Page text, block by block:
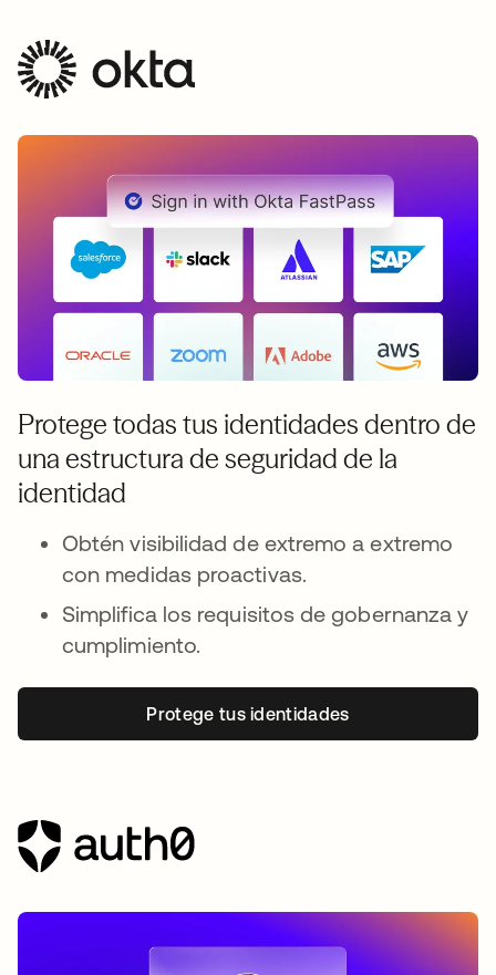
Protege todas tus identidades dentro de
una estructura de seguridad de la
identidad
Obtén visibilidad de extremo a extremo
con medidas proactivas.
Simplifica los requisitos de gobernanza y
cumplimiento.
Protege tus identidades